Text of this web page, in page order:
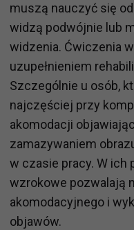
muszą nauczyć się
widzą podwójnie lub
widzenia. Ćwiczenia
uzupełnieniem
Szczególnie u osób,
najczęściej przy
akomodacji
zamazywaniem
w czasie pracy. W ich
wzrokowe pozwalają
akomodacyjnego i
objawów.